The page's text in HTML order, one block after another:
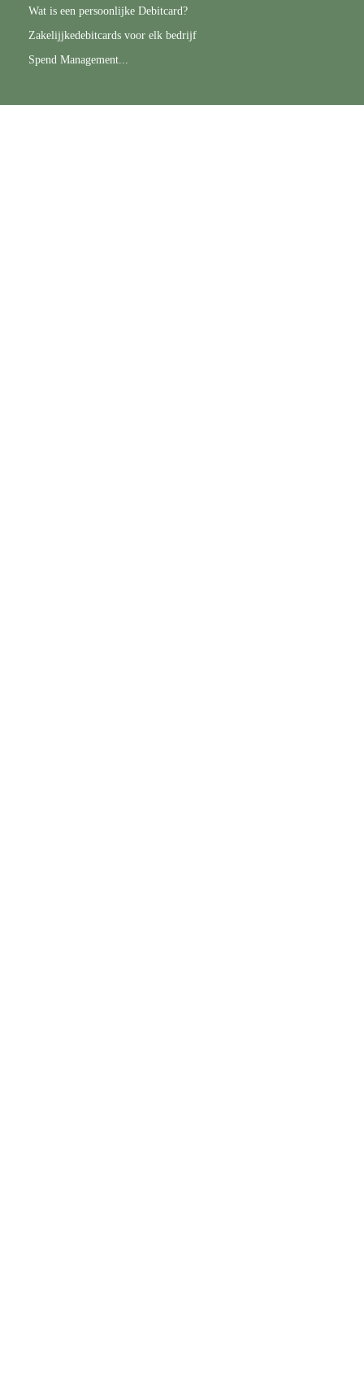
Wat is een persoonlijke Debitcard?
Zakelijjkedebitcards voor elk bedrijf
Spend Management...